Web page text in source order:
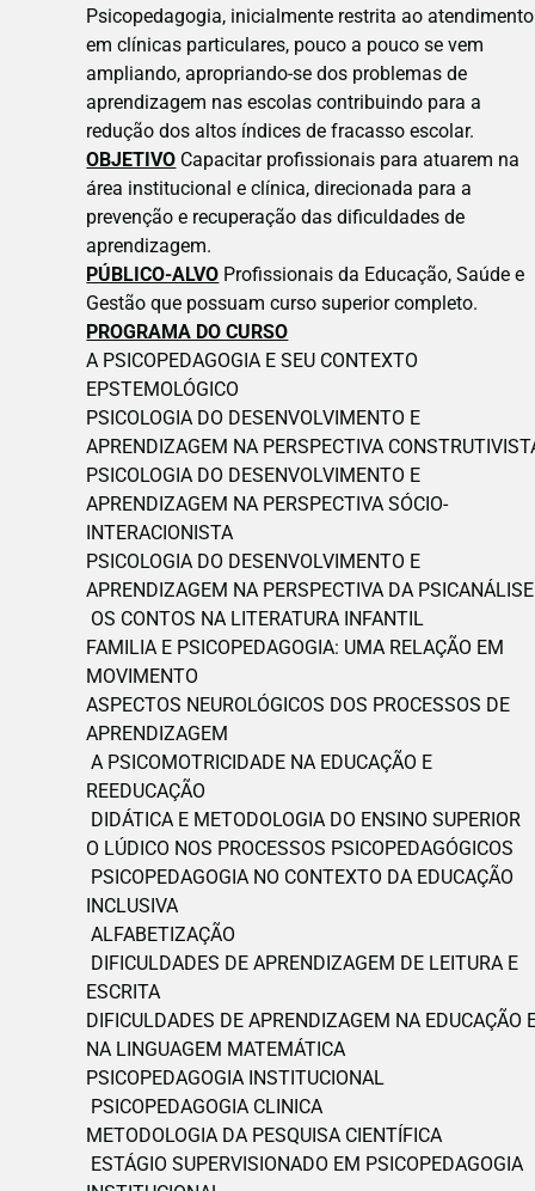
Psicopedagogia, inicialmente restrita ao atendimento
em clínicas particulares, pouco a pouco se vem
ampliando, apropriando-se dos problemas de
aprendizagem nas escolas contribuindo para a
redução dos altos índices de fracasso escolar.
OBJETIVO Capacitar profissionais para atuarem na
área institucional e clínica, direcionada para a
prevenção e recuperação das dificuldades de
aprendizagem.
PÚBLICO-ALVO Profissionais da Educação, Saúde e
Gestão que possuam curso superior completo.
PROGRAMA DO CURSO
A PSICOPEDAGOGIA E SEU CONTEXTO
EPSTEMOLÓGICO
PSICOLOGIA DO DESENVOLVIMENTO E
APRENDIZAGEM NA PERSPECTIVA
PSICOLOGIA DO DESENVOLVIMENTO E
APRENDIZAGEM NA PERSPECTIVA SÓCIO-
INTERACIONISTA
PSICOLOGIA DO DESENVOLVIMENTO E
APRENDIZAGEM NA PERSPECTIVA DA PSICANÁLISE
OS CONTOS NA LITERATURA INFANTIL
FAMILIA E PSICOPEDAGOGIA: UMA RELAÇÃO EM
MOVIMENTO
ASPECTOS NEUROLÓGICOS DOS PROCESSOS DE
APRENDIZAGEM
A PSICOMOTRICIDADE NA EDUCAÇÃO E
REEDUCAÇÃO
DIDÁTICA E METODOLOGIA DO ENSINO SUPERIOR
O LÚDICO NOS PROCESSOS PSICOPEDAGÓGICOS
PSICOPEDAGOGIA NO CONTEXTO DA EDUCAÇÃO
INCLUSIVA
ALFABETIZAÇÃO
DIFICULDADES DE APRENDIZAGEM DE LEITURA E
ESCRITA
DIFICULDADES DE APRENDIZAGEM NA EDUCAÇÃO
NA LINGUAGEM MATEMÁTICA
PSICOPEDAGOGIA INSTITUCIONAL
PSICOPEDAGOGIA CLINICA
METODOLOGIA DA PESQUISA CIENTÍFICA
ESTÁGIO SUPERVISIONADO EM PSICOPEDAGOGIA